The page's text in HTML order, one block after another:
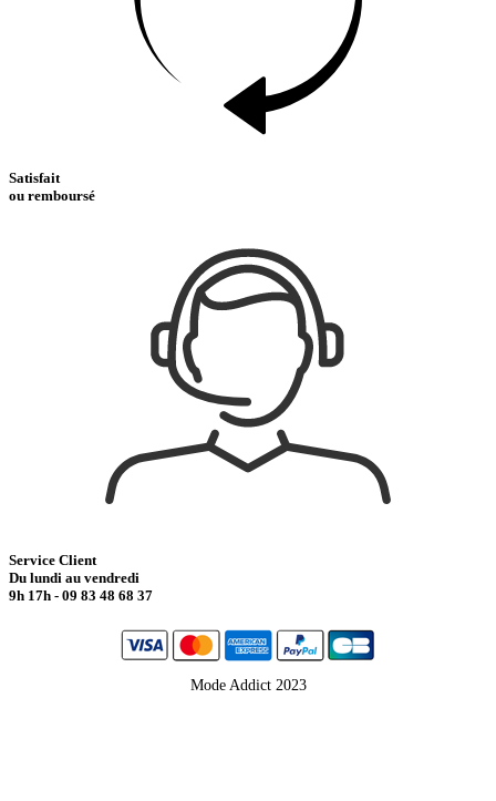
Satisfait
ou remboursé
Service Client
Du lundi au vendredi
9h 17h - 09 83 48 68 37
Mode Addict 2023